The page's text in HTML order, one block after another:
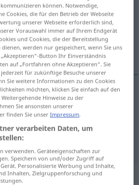
anklicken/antippen)
für "Chance"
können. Notwendige,
Cookies, die für den Betrieb der Webseite
unserer Webseite erforderlich sind,
Vorauswahl immer auf Ihrem Endgerät
und Cookies, die der Bereitstellung
werden nur gespeichert, wenn Sie uns
Button Ihr Einverständnis
auf „Fortfahren ohne Akzeptieren“. Sie
für zukünftige Besuche unserer
Sie weitere Informationen zu den Cookies
möchten, klicken Sie einfach auf den
Hinweise zu der
Sie ansonsten unserer
finden Sie unserImpressum.
verarbeiten Daten, um
verwenden. Geräteeigenschaften zur
Speichern von und/oder Zugriff auf
Personalisierte Werbung und Inhalte,
Inhalten, Zielgruppenforschung und